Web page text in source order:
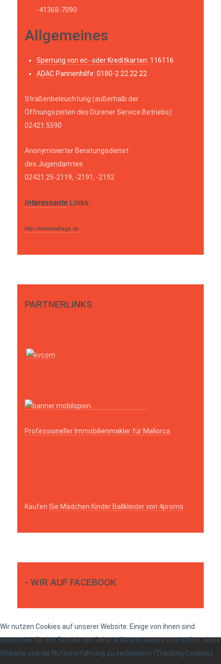
-41368-7090
Allgemeines
Sperrung von ec- oder Kreditkarten: 116116
ADAC Pannenhilfe: 0180-2 22 22 22
Straßenbeleuchtung (außerhalb der
Öffnungszeiten des Dürener Service Betriebs):
02421 5590
Anonymisierter Beratungsdienst
des Jugendamtes
02421 25-2119, -2191, -2192
Interessante Links:
http://familienfrage.de
PARTNERLINKS
Professioneller Immobilienmakler für Mallorca
Kaufen Sie Mädchen Kinder Ballkleider von 4proms
- WIR AUF FACEBOOK
Wir nutzen Cookies auf unserer Website. Einige von ihnen sind
essenziell für den Betrieb der Seite, während andere uns helfen, diese
Website und die Nutzererfahrung zu verbessern (Tracking Cookies).